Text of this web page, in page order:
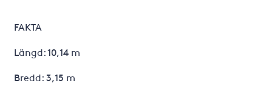
FAKTA
Längd: 10,14 m
Bredd: 3,15 m